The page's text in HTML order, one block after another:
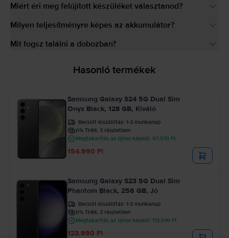
Miért éri meg felújított készüléket választanod?
Milyen teljesítményre képes az akkumulátor?
Mit fogsz találni a dobozban?
Hasonló termékek
Samsung Galaxy S24 5G Dual Sim
Onyx Black, 128 GB, Kiváló
Becsült kiszállítás: 1-3 munkanap
0% THM, 3 részletben
Megtakarítás az újhoz képest: 97.510 Ft
154.990 Ft
Samsung Galaxy S23 5G Dual Sim
Phantom Black, 256 GB, Jó
Becsült kiszállítás: 1-3 munkanap
0% THM, 3 részletben
Megtakarítás az újhoz képest: 113.010 Ft
123.990 Ft